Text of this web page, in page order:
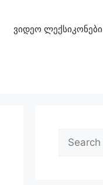
ვიდეო ლექსიკონები